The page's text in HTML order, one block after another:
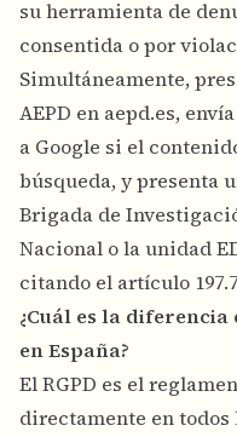
su herramienta de
consentida o por
Simultáneamente,
AEPD en aepd.es,
a Google si el
búsqueda, y presenta
Brigada de
Nacional o la unidad
citando el artículo
¿Cuál es la diferencia
en España?
El RGPD es el
directamente en todos